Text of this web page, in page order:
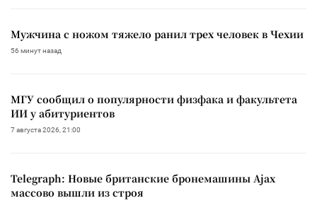
Мужчина с ножом тяжело ранил трех человек в Чехии
56 минут назад
МГУ сообщил о популярности физфака и факультета
ИИ у абитуриентов
7 августа 2026, 21:00
Telegraph: Новые британские бронемашины Ajax
массово вышли из строя